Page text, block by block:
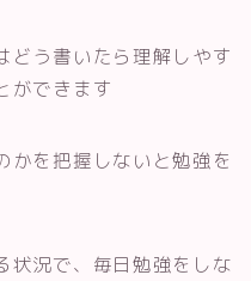
どう書いたら理解しやす
ができます
かを把握しないと勉強を
状況で、毎日勉強をしな